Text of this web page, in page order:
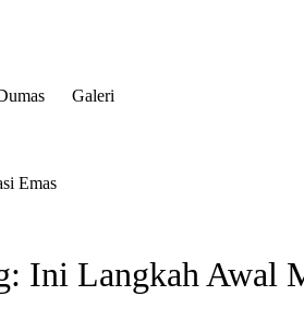
Galeri
Emas
Ini Langkah Awal